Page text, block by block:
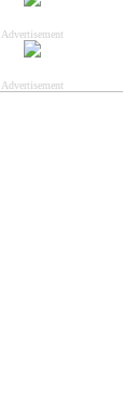
Advertisement
Advertisement